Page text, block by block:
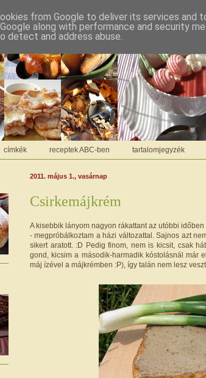
címkék receptek ABC-ben tartalomjegyzék
2011. május 1., vasárnap
Csirkemájkrém
A kisebbik lányom nagyon rákattant az utóbbi időben
- megpróbálkoztam a házi változattal. Sajnos azt
sikert aratott. :D Pedig finom, nem is kicsit, csak
gond, kicsim a második-harmadik kóstolásnál már
máj ízével a májkrémben :P), így talán nem lesz
from Google to deliver its services and
along with performance and security
detect and address abuse.